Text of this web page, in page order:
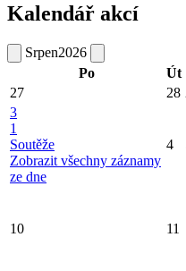
Kalendář akcí
Srpen2026
Po
Út
27
28
3
1
Soutěže
Zobrazit všechny záznamy
ze dne
4
10 11